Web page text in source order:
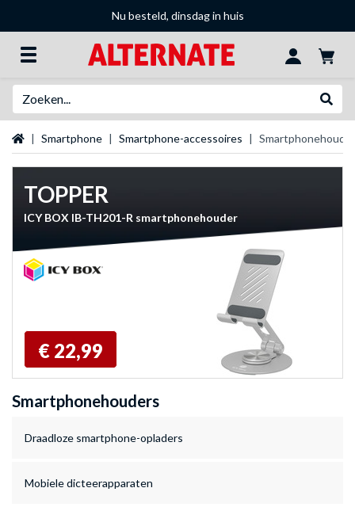
Nu besteld, dinsdag in huis
StartpaginaSmartphone Smartphone-accessoires
TOPPER
ICY BOX IB-TH201-R smartphonehouder
€ 22,99
Smartphonehouders
Draadloze smartphone-opladers
Mobiele dicteerapparaten